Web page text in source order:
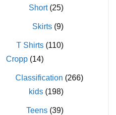
Short (25)
Skirts (9)
T Shirts (110)
Cropp (14)
Classification (266)
kids (198)
Teens (39)